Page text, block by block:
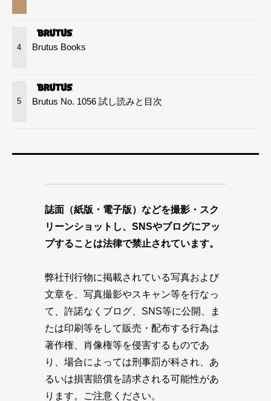
4 Brutus Books
5 Brutus No. 1056 試し読みと目次
誌面（紙版・電子版）などを撮影・スク
リーンショットし、SNSやブログにアッ
プすることは法律で禁止されています。
弊社刊行物に掲載されている写真および
文章を、写真撮影やスキャン等を行なっ
て、許諾なくブログ、SNS等に公開、ま
たは印刷等をして販売・配布する行為は
著作権、肖像権等を侵害するものであ
り、場合によっては刑事罰が科され、あ
るいは損害賠償を請求される可能性があ
ります。ご注意ください。